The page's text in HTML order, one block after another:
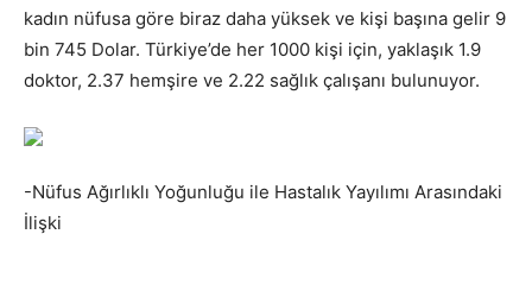
kadın nüfusa göre biraz daha yüksek ve kişi başına gelir 9
bin 745 Dolar. Türkiye’de her 1000 kişi için, yaklaşık 1.9
doktor, 2.37 hemşire ve 2.22 sağlık çalışanı bulunuyor.
-Nüfus Ağırlıklı Yoğunluğu ile Hastalık Yayılımı Arasındaki
İlişki